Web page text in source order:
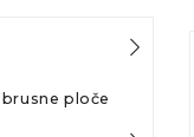
brusne ploče